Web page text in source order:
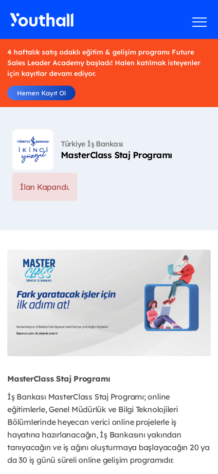
4 haftalık satış odaklı eğitim & gelişim programı Future
Sales Leader Academy başladı! Halen katılmak isteyenler
için kayıtlar devam ediyor.
Hemen Kayıt Ol
Türkiye İş Bankası
MasterClass Staj Programı
İlan Kapandı.
MasterClass Staj Programı
İş Bankası MasterClass Staj Programı; online
eğitimlerle, Genel Müdürlük ve Bilgi Teknolojileri
Bölümlerinde heyecan verici online projelerle iş
hayatına hazırlanacağın, İş Bankasını yakından
tanıyacağın ve iş ağını oluşturmaya başlayacağın 20 ya
da 30 iş günü süreli online gelişim programıdır.